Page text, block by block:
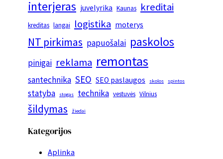
interjeras juvelyrika Kaunas kreditai
kreditas langai logistika moterys
NT pirkimas papuošalai paskolos
pinigai reklama remontas
santechnika SEO SEO paslaugos skolos spintos
statyba stogas technika vestuvės Vilnius
šildymas žiedai
Kategorijos
Aplinka